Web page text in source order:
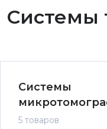
Системы
Системы
5 товаров